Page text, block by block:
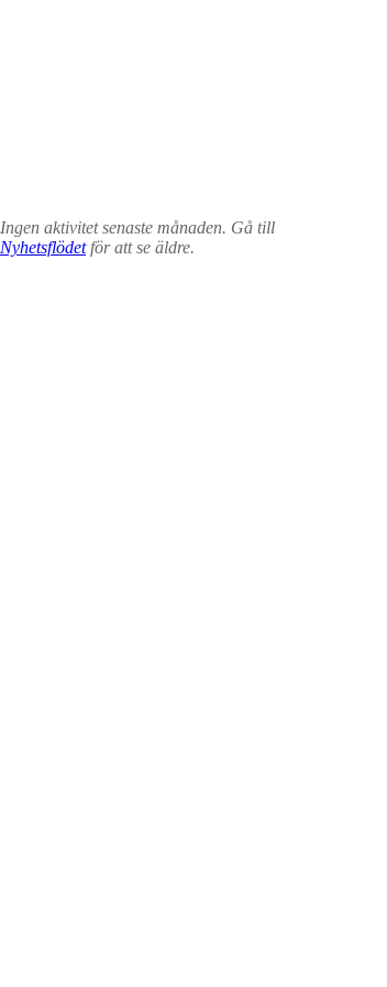
Ingen aktivitet senaste månaden. Gå till
Nyhetsflödetför att se äldre.